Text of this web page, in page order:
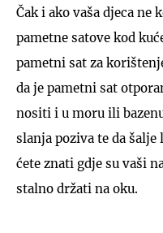
Čak i ako vaša djeca ne
pametne satove kod
pametni sat za
da je pametni sat
nositi i u moru ili
slanja poziva te da šalje
ćete znati gdje su vaši
stalno držati na oku.